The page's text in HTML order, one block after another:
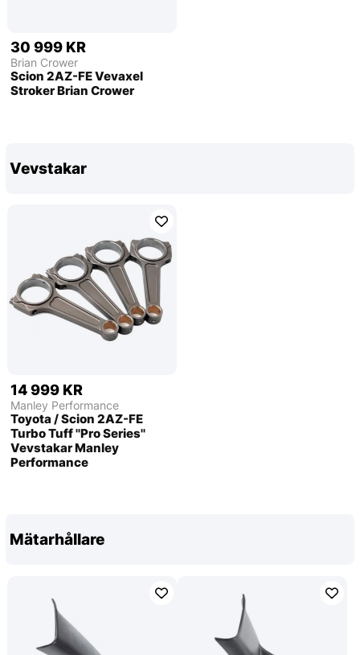
30 999 KR
Brian Crower
Scion 2AZ-FE Vevaxel
Stroker Brian Crower
Vevstakar
14 999 KR
Manley Performance
Toyota / Scion 2AZ-FE
Turbo Tuff ''Pro Series''
Vevstakar Manley
Performance
Mätarhållare